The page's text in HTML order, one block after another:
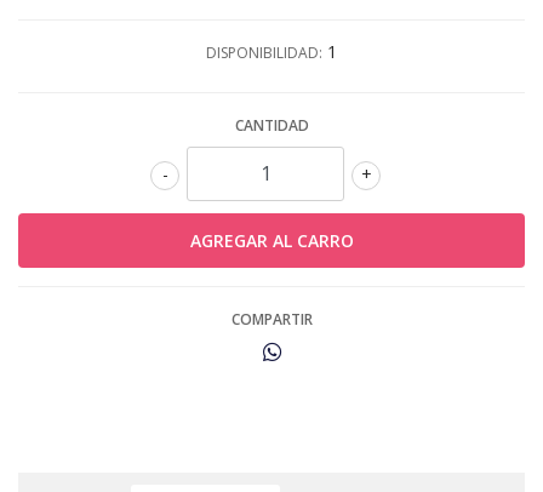
DISPONIBILIDAD: 1
CANTIDAD
+
-
COMPARTIR